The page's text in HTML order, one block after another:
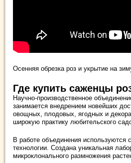
Осенняя обрезка роз и укрытие на
Где купить саженцы
Научно-производственное
занимается внедрением новейших
овощных, плодовых, ягодных и
широкую практику любительского
В работе объединения используются
технологии. Создана уникальная
микроклонального размножения